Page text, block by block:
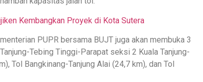
Kembangkan Proyek di Kota Sutera
PUPR bersama BUJT juga akan membuka 3
Tebing Tinggi-Parapat seksi 2 Kuala Tanjung-
Tol Bangkinang-Tanjung Alai (24,7 km), dan Tol